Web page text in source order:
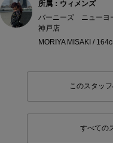
所属：ウィメンズ
バーニーズ ニューヨ
神戸店
MORIYA MISAKI /
このスタッ
すべての